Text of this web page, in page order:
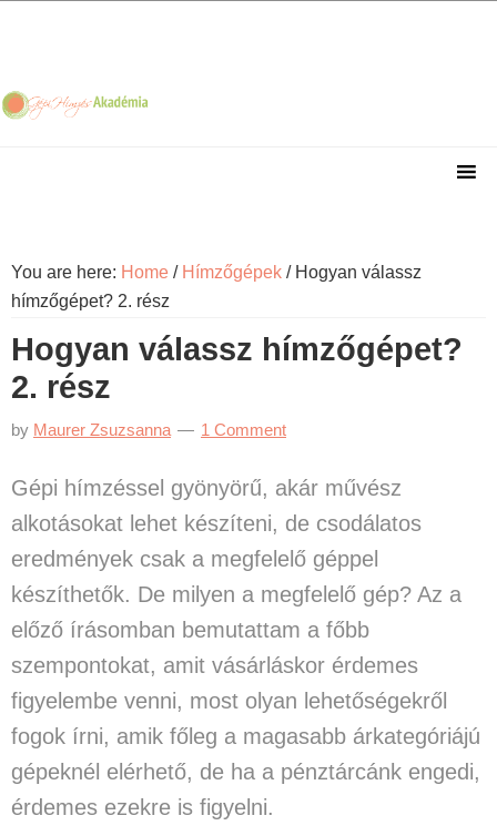
navigation
content
sidebar
You are here: Home / Hímzőgépek / Hogyan válassz
hímzőgépet? 2. rész
Hogyan válassz hímzőgépet?
2. rész
by Maurer Zsuzsanna 1 Comment
Gépi hímzéssel gyönyörű, akár művész
alkotásokat lehet készíteni, de csodálatos
eredmények csak a megfelelő géppel
készíthetők. De milyen a megfelelő gép? Az a
előző írásomban bemutattam a főbb
szempontokat, amit vásárláskor érdemes
figyelembe venni, most olyan lehetőségekről
fogok írni, amik főleg a magasabb árkategóriájú
gépeknél elérhető, de ha a pénztárcánk engedi,
érdemes ezekre is figyelni.